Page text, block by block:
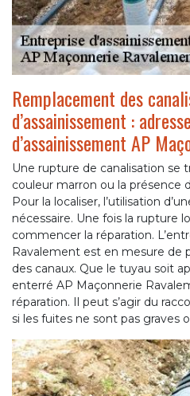
Remplacement des
d’assainissement :
d’assainissement AP
Une rupture de canalisation se
couleur marron ou la présence
Pour la localiser, l’utilisation
nécessaire. Une fois la rupture
commencer la réparation.
Ravalement est en mesure de
des canaux. Que le tuyau soit
enterré AP Maçonnerie
réparation. Il peut s’agir du
si les fuites ne sont pas graves